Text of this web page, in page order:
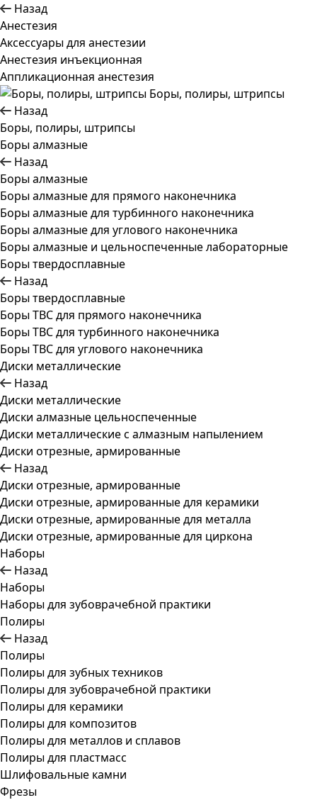
Назад
Анестезия
Аксессуары для анестезии
Анестезия инъекционная
Аппликационная анестезия
Боры, полиры, штрипсы
Назад
Боры, полиры, штрипсы
Боры алмазные
Назад
Боры алмазные
Боры алмазные для прямого наконечника
Боры алмазные для турбинного наконечника
Боры алмазные для углового наконечника
Боры алмазные и цельноспеченные лабораторные
Боры твердосплавные
Назад
Боры твердосплавные
Боры ТВС для прямого наконечника
Боры ТВС для турбинного наконечника
Боры ТВС для углового наконечника
Диски металлические
Назад
Диски металлические
Диски алмазные цельноспеченные
Диски металлические с алмазным напылением
Диски отрезные, армированные
Назад
Диски отрезные, армированные
Диски отрезные, армированные для керамики
Диски отрезные, армированные для металла
Диски отрезные, армированные для циркона
Наборы
Назад
Наборы
Наборы для зубоврачебной практики
Полиры
Назад
Полиры
Полиры для зубных техников
Полиры для зубоврачебной практики
Полиры для керамики
Полиры для композитов
Полиры для металлов и сплавов
Полиры для пластмасс
Шлифовальные камни
Фрезы